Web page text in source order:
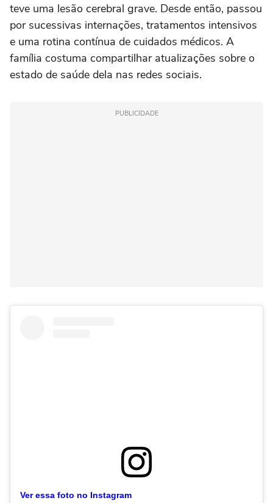
teve uma lesão cerebral grave. Desde então, passou
por sucessivas internações, tratamentos intensivos
e uma rotina contínua de cuidados médicos. A
família costuma compartilhar atualizações sobre o
estado de saúde dela nas redes sociais.
PUBLICIDADE
Ver essa foto no Instagram